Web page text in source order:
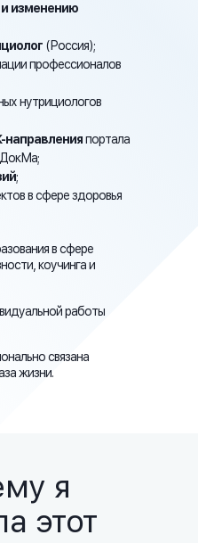
в сфере
коучинга и
работы
связана
жизни.
изменению
(Россия);
профессионалов
нутрициологов
портала
;
в сфере здоровья
я
этот